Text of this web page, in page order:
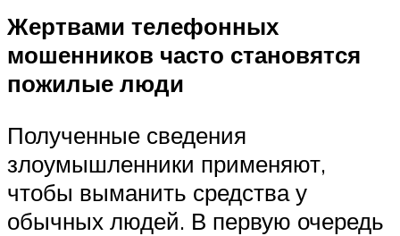
Жертвами телефонных
мошенников часто становятся
пожилые люди
Полученные сведения
злоумышленники применяют,
чтобы выманить средства у
обычных людей. В первую очередь